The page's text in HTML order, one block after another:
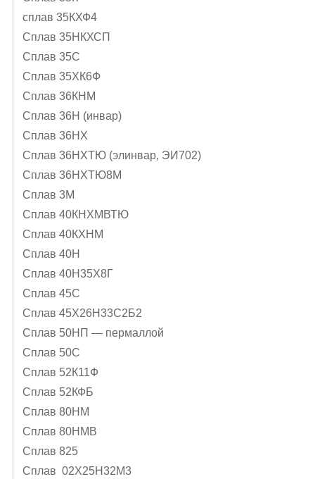
сплав 35КХФ4
Сплав 35НКХСП
Сплав 35С
Сплав 35ХК6Ф
Сплав 36КНМ
Сплав 36Н (инвар)
Сплав 36НХ
Сплав 36НХТЮ (элинвар, ЭИ702)
Сплав 36НХТЮ8М
Сплав 3М
Сплав 40КНХМВТЮ
Сплав 40КХНМ
Сплав 40Н
Сплав 40Н35Х8Г
Сплав 45С
Сплав 45Х26Н33С2Б2
Сплав 50НП — пермаллой
Сплав 50С
Сплав 52К11Ф
Сплав 52КФБ
Сплав 80НМ
Сплав 80НМВ
Сплав 825
Сплав 02Х25Н32М3